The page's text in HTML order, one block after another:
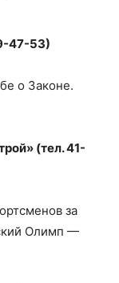
47-53)
о Законе.
(тел. 41-
за
Олимп —